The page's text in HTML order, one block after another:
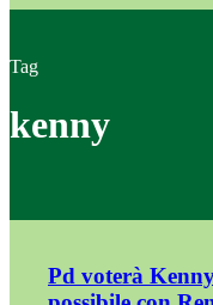
Tag
kenny
Pd voterà